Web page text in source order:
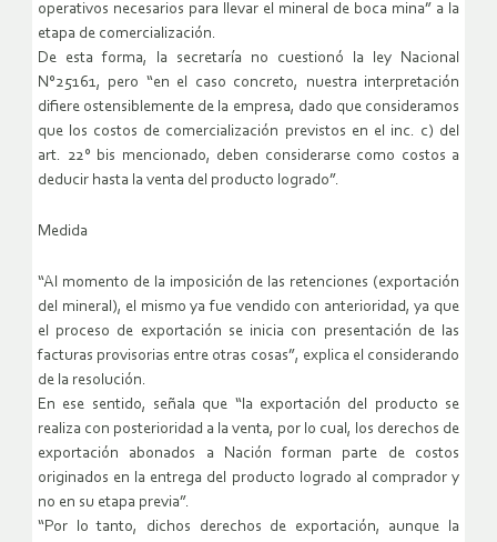
operativos necesarios para llevar el mineral de boca mina” a la
etapa de comercialización.
De esta forma, la secretaría no cuestionó la ley Nacional
N°25161, pero “en el caso concreto, nuestra interpretación
difiere ostensiblemente de la empresa, dado que consideramos
que los costos de comercialización previstos en el inc. c) del
art. 22° bis mencionado, deben considerarse como costos a
deducir hasta la venta del producto logrado”.
Medida
“Al momento de la imposición de las retenciones (exportación
del mineral), el mismo ya fue vendido con anterioridad, ya que
el proceso de exportación se inicia con presentación de las
facturas provisorias entre otras cosas”, explica el considerando
de la resolución.
En ese sentido, señala que “la exportación del producto se
realiza con posterioridad a la venta, por lo cual, los derechos de
exportación abonados a Nación forman parte de costos
originados en la entrega del producto logrado al comprador y
no en su etapa previa”.
“Por lo tanto, dichos derechos de exportación, aunque la